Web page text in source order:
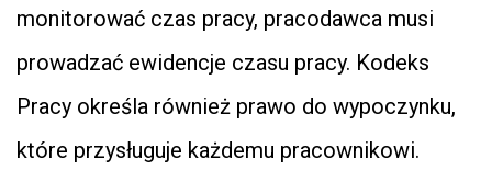
monitorować czas pracy, pracodawca musi
prowadzać ewidencje czasu pracy. Kodeks
Pracy określa również prawo do wypoczynku,
które przysługuje każdemu pracownikowi.